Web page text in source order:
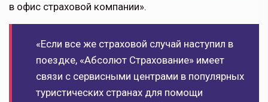
в офис страховой компании».
«Если все же страховой случай наступил в
поездке, «Абсолют Страхование» имеет
связи с сервисными центрами в популярных
туристических странах для помощи